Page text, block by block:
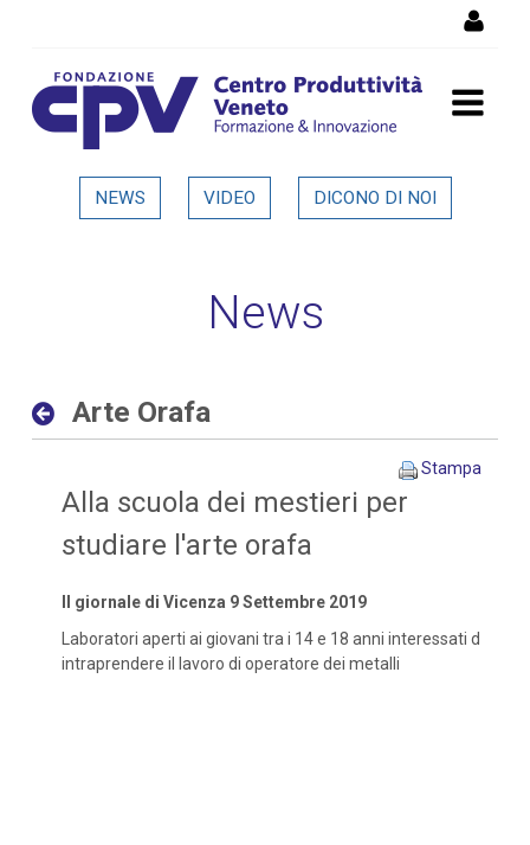
Arte Orafa - Dettaglio in
NEWS VIDEO DICONO DI NOI
News
Arte Orafa
Stampa
Alla scuola dei mestieri per
studiare l'arte orafa
Il giornale di Vicenza 9 Settembre 2019
Laboratori aperti ai giovani tra i 14 e 18 anni interessati d
intraprendere il lavoro di operatore dei metalli